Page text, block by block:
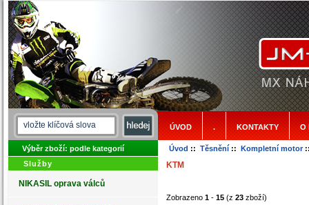
ÚVOD . KONTAKTY O
Výběr zboží: podle kategorií
Služby
NIKASIL oprava válců
Úvod :: Těsnění:: Kompletní motor
KTM
Zobrazeno 1- 15(z 23zboží)